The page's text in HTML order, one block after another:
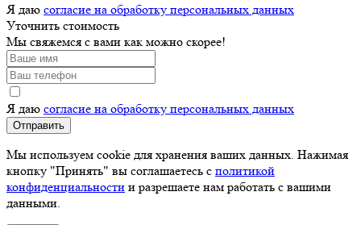
Я даю согласие на обработку персональных данных
Уточнить стоимость
Мы свяжемся с вами как можно скорее!
Я даю согласие на обработку персональных данных
Отправить
Мы используем cookie для хранения ваших данных. Нажимая
кнопку "Принять" вы соглашаетесь с политикой
конфиденциальности и разрешаете нам работать с вашими
данными.